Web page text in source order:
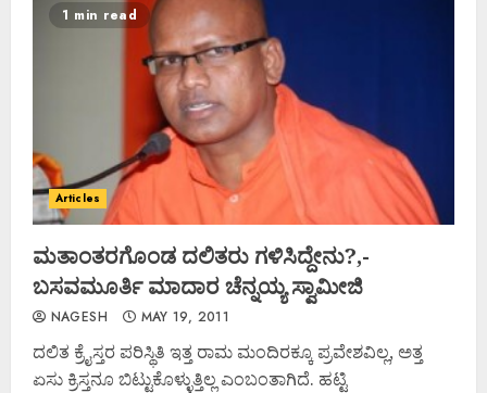
1 min read
Articles
ಮತಾಂತರಗೊಂಡ ದಲಿತರು ಗಳಿಸಿದ್ದೇನು?,-
ಬಸವಮೂರ್ತಿ ಮಾದಾರ ಚೆನ್ನಯ್ಯ ಸ್ವಾಮೀಜಿ
NAGESH MAY 19, 2011
ದಲಿತ ಕ್ರೈಸ್ತರ ಪರಿಸ್ಥಿತಿ ಇತ್ತ ರಾಮ ಮಂದಿರಕ್ಕೂ ಪ್ರವೇಶವಿಲ್ಲ, ಅತ್ತ
ಏಸು ಕ್ರಿಸ್ತನೂ ಬಿಟ್ಟುಕೊಳ್ಳುತ್ತಿಲ್ಲ ಎಂಬಂತಾಗಿದೆ. ಹಟ್ಟಿ